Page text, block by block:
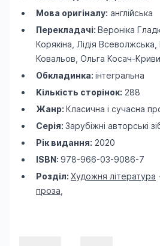
Мова оригіналу: англійська
Перекладачі: Вероніка
Корякіна, Лідія
Ковальов, Ольга Косач-
Обкладинка: інтегральна
Кількість сторінок: 288
Жанр: Класична і сучасна
Серія: Зарубіжні авторські
Рік видання: 2020
ISBN: 978-966-03-9086-7
Розділ: Художня література
проза